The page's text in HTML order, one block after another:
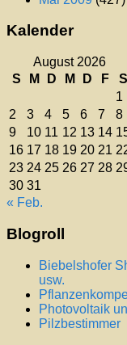
Kalender
August 2026
S
M D M D F
S
1
2
3 4 5 6 7
8
9
10 11 12 13 14
16 17 18 19 20 21
23 24 25 26 27 28
30 31
« Feb.
Blogroll
Biebelshofer
usw.
Photovoltaik
Pilzbestimmer